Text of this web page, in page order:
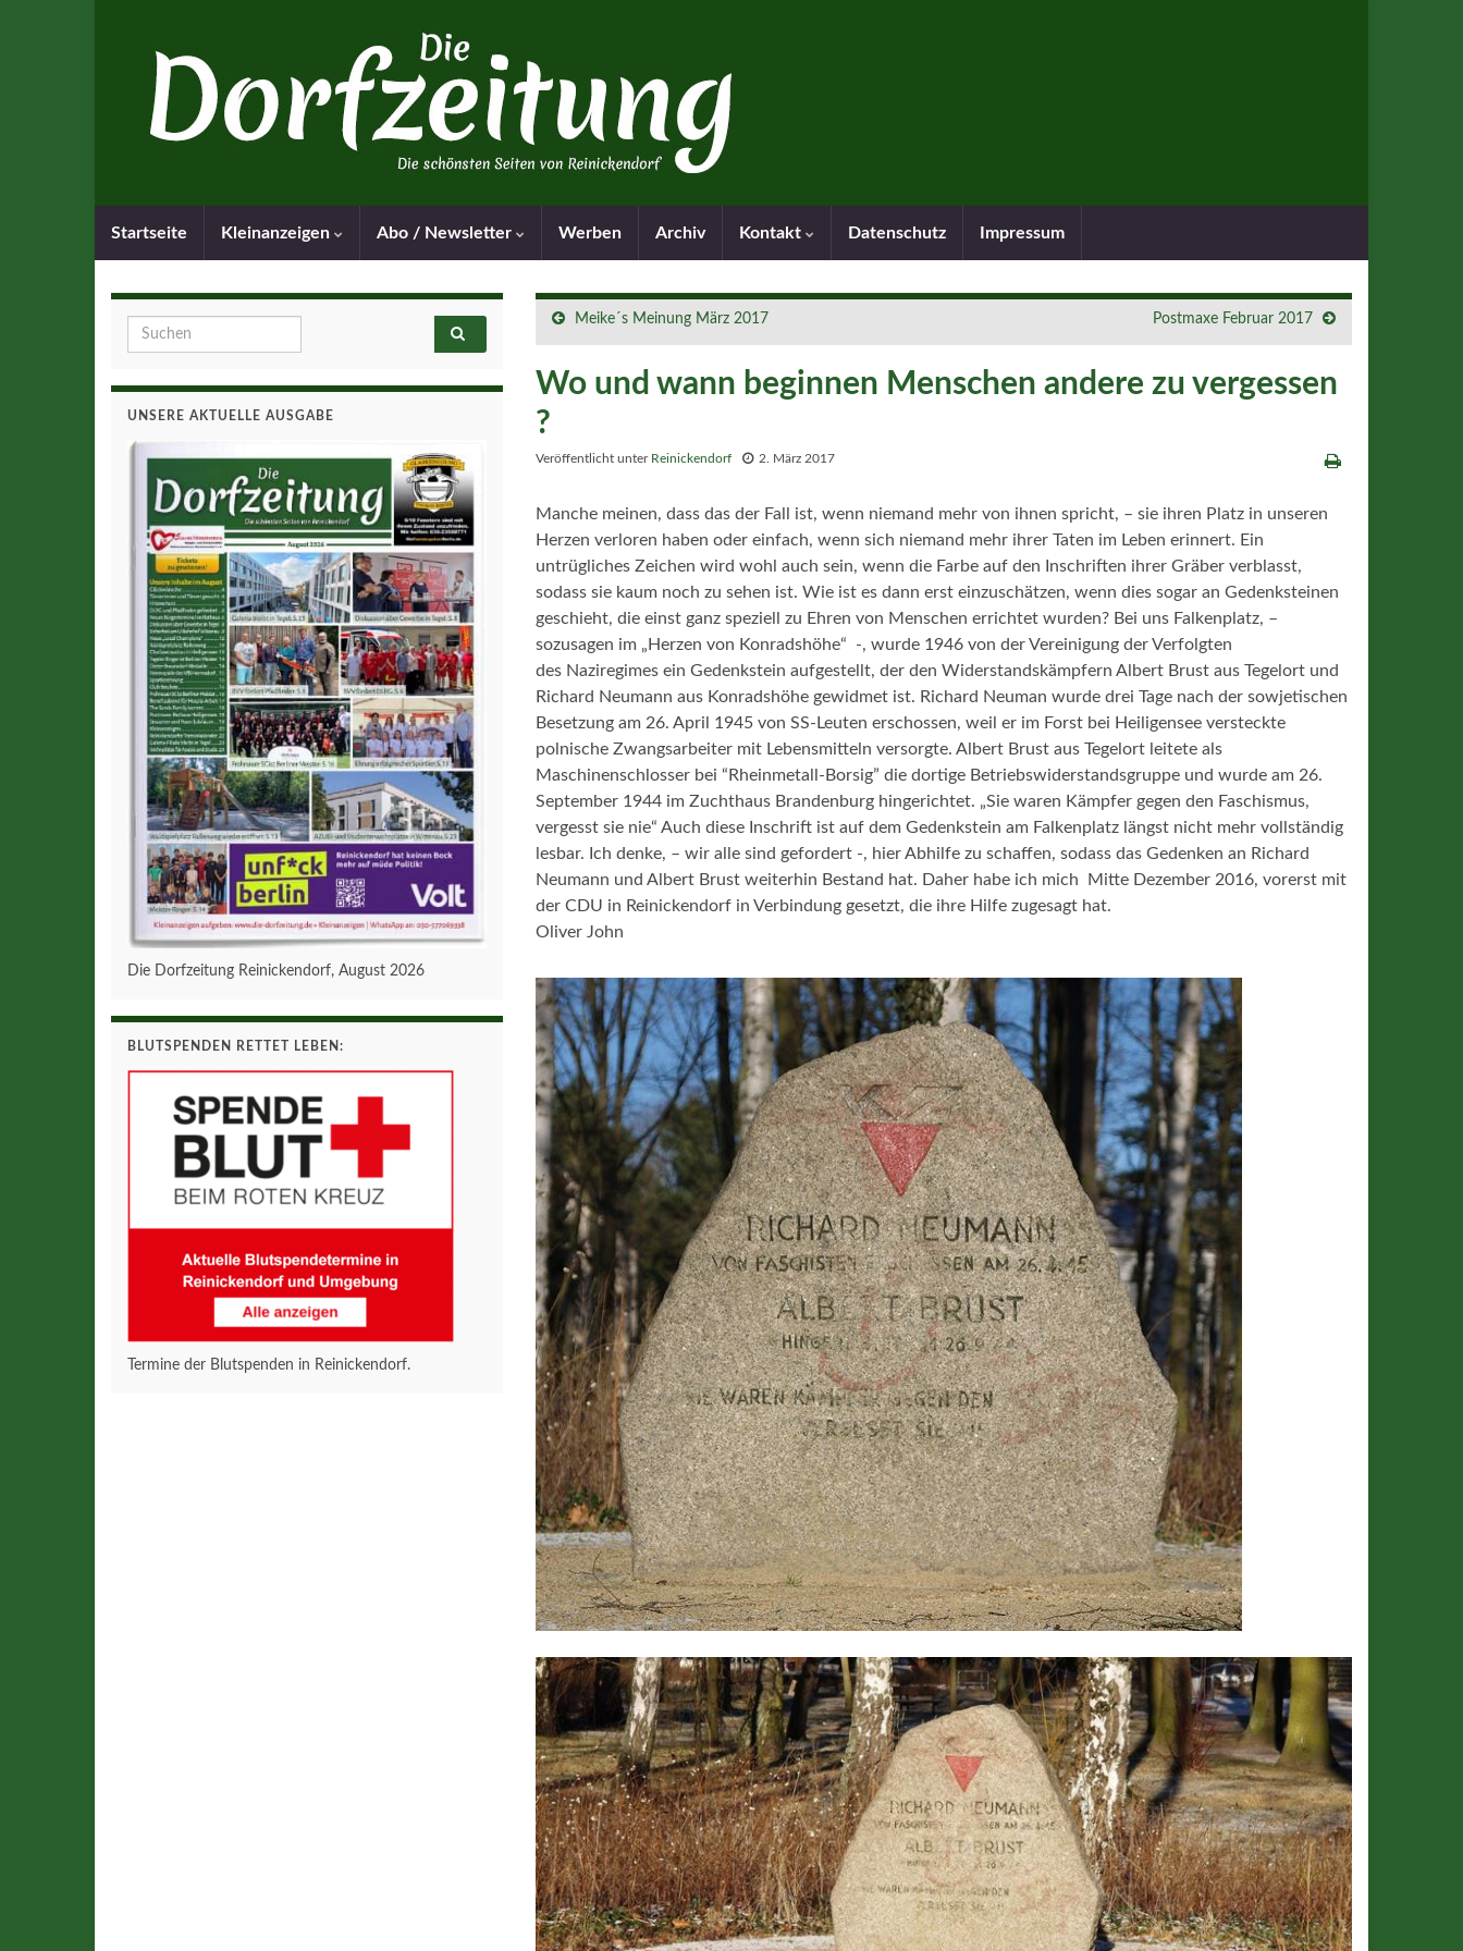
Startseite Kleinanzeigen Abo / Newsletter Werben Archiv Kontakt Datenschutz Impressum
Meike´s Meinung März 2017 Postmaxe Februar 2017
Wo und wann beginnen Menschen andere zu vergessen
?
Veröffentlicht unter Reinickendorf 2. März 2017
Manche meinen, dass das der Fall ist, wenn niemand mehr von ihnen spricht, – sie ihren Platz in unseren
Herzen verloren haben oder einfach, wenn sich niemand mehr ihrer Taten im Leben erinnert. Ein
untrügliches Zeichen wird wohl auch sein, wenn die Farbe auf den Inschriften ihrer Gräber verblasst,
sodass sie kaum noch zu sehen ist. Wie ist es dann erst einzuschätzen, wenn dies sogar an Gedenksteinen
geschieht, die einst ganz speziell zu Ehren von Menschen errichtet wurden? Bei uns Falkenplatz, –
sozusagen im „Herzen von Konradshöhe“ -, wurde 1946 von der Vereinigung der Verfolgten
des Naziregimes ein Gedenkstein aufgestellt, der den Widerstandskämpfern Albert Brust aus Tegelort und
Richard Neumann aus Konradshöhe gewidmet ist. Richard Neuman wurde drei Tage nach der sowjetischen
Besetzung am 26. April 1945 von SS-Leuten erschossen, weil er im Forst bei Heiligensee versteckte
polnische Zwangsarbeiter mit Lebensmitteln versorgte. Albert Brust aus Tegelort leitete als
Maschinenschlosser bei “Rheinmetall-Borsig” die dortige Betriebswiderstandsgruppe und wurde am 26.
September 1944 im Zuchthaus Brandenburg hingerichtet. „Sie waren Kämpfer gegen den Faschismus,
vergesst sie nie“ Auch diese Inschrift ist auf dem Gedenkstein am Falkenplatz längst nicht mehr vollständig
lesbar. Ich denke, – wir alle sind gefordert -, hier Abhilfe zu schaffen, sodass das Gedenken an Richard
Neumann und Albert Brust weiterhin Bestand hat. Daher habe ich mich Mitte Dezember 2016, vorerst mit
der CDU in Reinickendorf in Verbindung gesetzt, die ihre Hilfe zugesagt hat.
Oliver John
Search for:
UNSERE AKTUELLE AUSGABE
Die Dorfzeitung Reinickendorf, August 2026
BLUTSPENDEN RETTET LEBEN:
Termine der Blutspenden in Reinickendorf.